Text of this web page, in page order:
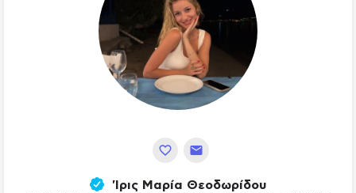
'ιρις Μαρία Θεοδωρίδου